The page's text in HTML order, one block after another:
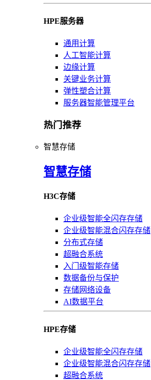
HPE服务器
通用计算
人工智能计算
边缘计算
关键业务计算
弹性塑合计算
服务器智能管理平台
热门推荐
智慧存储
智慧存储
H3C存储
企业级智能全闪存存储
企业级智能混合闪存存储
分布式存储
超融合系统
入门级智能存储
数据备份与保护
存储网络设备
AI数据平台
HPE存储
企业级智能全闪存存储
企业级智能混合闪存存储
超融合系统